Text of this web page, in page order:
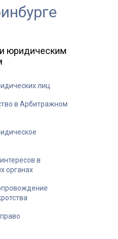
юридическим
лиц
в Арбитражном
в
органах